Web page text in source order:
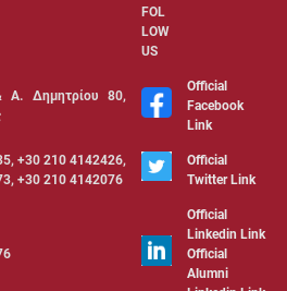
FOL
LOW
US
Δημητρίου 80,
Official
Facebook
Link
+30 210 4142426,
+30 210 4142076
Official
Twitter Link
Official
Linkedin Link
Official
Alumni